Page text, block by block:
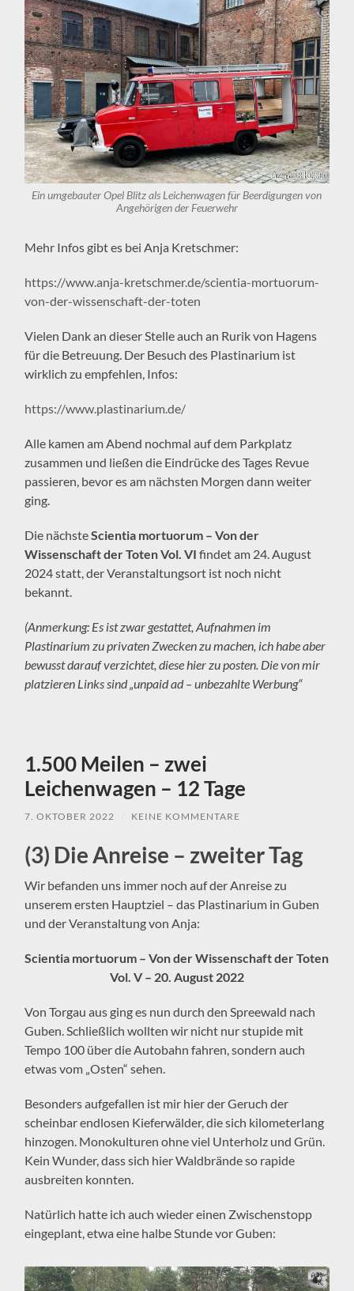
Ein umgebauter Opel Blitz als Leichenwagen für Beerdigungen von
Angehörigen der Feuerwehr
Mehr Infos gibt es bei Anja Kretschmer:
https://www.anja-kretschmer.de/scientia-mortuorum-
von-der-wissenschaft-der-toten
Vielen Dank an dieser Stelle auch an Rurik von Hagens
für die Betreuung. Der Besuch des Plastinarium ist
wirklich zu empfehlen, Infos:
https://www.plastinarium.de/
Alle kamen am Abend nochmal auf dem Parkplatz
zusammen und ließen die Eindrücke des Tages Revue
passieren, bevor es am nächsten Morgen dann weiter
ging.
Die nächsteScientia mortuorum – Von der
Wissenschaft der Toten Vol. VIfindet am 24. August
2024 statt, der Veranstaltungsort ist noch nicht
bekannt.
(Anmerkung: Es ist zwar gestattet, Aufnahmen im
Plastinarium zu privaten Zwecken zu machen, ich habe aber
bewusst darauf verzichtet, diese hier zu posten. Die von mir
platzieren Links sind „unpaid ad – unbezahlte Werbung“
1.500 Meilen – zwei
Leichenwagen – 12 Tage
7. OKTOBER 2022 KEINE KOMMENTARE
(3) Die Anreise – zweiter Tag
Wir befanden uns immer noch auf der Anreise zu
unserem ersten Hauptziel – das Plastinarium in Guben
und der Veranstaltung von Anja:
Scientia mortuorum – Von der Wissenschaft der Toten
Vol. V – 20. August 2022
Von Torgau aus ging es nun durch den Spreewald nach
Guben. Schließlich wollten wir nicht nur stupide mit
Tempo 100 über die Autobahn fahren, sondern auch
etwas vom „Osten“ sehen.
Besonders aufgefallen ist mir hier der Geruch der
scheinbar endlosen Kieferwälder, die sich kilometerlang
hinzogen. Monokulturen ohne viel Unterholz und Grün.
Kein Wunder, dass sich hier Waldbrände so rapide
ausbreiten konnten.
Natürlich hatte ich auch wieder einen Zwischenstopp
eingeplant, etwa eine halbe Stunde vor Guben: